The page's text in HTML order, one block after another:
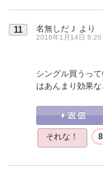
11 名無しだＪ より
2016年1月14日 8:20
シングル買うっ
はあんまり効果
それな！